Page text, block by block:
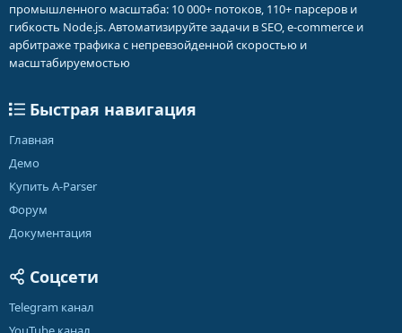
промышленного масштаба: 10 000+ потоков, 110+ парсеров и
гибкость Node.js. Автоматизируйте задачи в SEO, e-commerce и
арбитраже трафика с непревзойденной скоростью и
масштабируемостью
Быстрая навигация
Главная
Демо
Купить A-Parser
Форум
Документация
Соцсети
Telegram канал